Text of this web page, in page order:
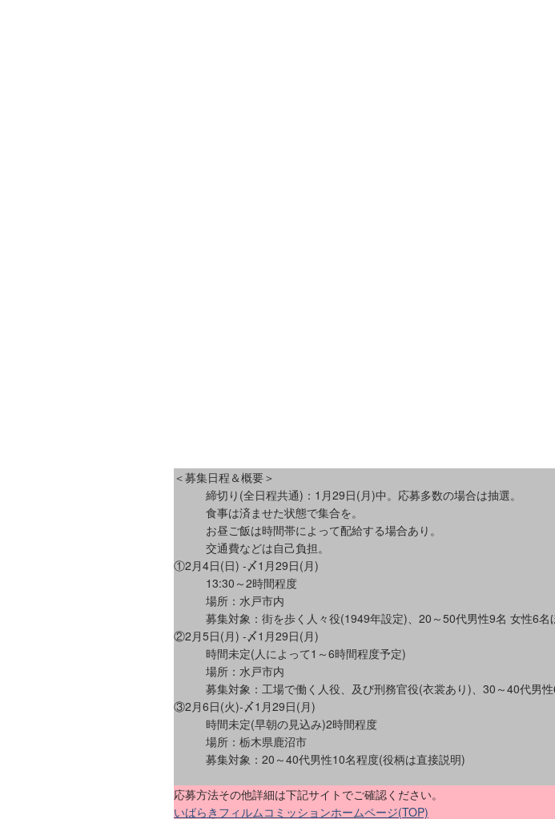
＜募集日程＆概要＞
締切り(全日程共通)：1月29日(月)中。応募多数の場合は抽選。
食事は済ませた状態で集合を。
お昼ご飯は時間帯によって配給する場合あり。
交通費などは自己負担。
①2月4日(日) -〆1月29日(月)
13:30～2時間程度
場所：水戸市内
募集対象：街を歩く人々役(1949年設定)、20～50代男性9名 女性6名
②2月5日(月) -〆1月29日(月)
時間未定(人によって1～6時間程度予定)
場所：水戸市内
募集対象：工場で働く人役、及び刑務官役(衣裳あり)、30～40代男性
③2月6日(火)-〆1月29日(月)
時間未定(早朝の見込み)2時間程度
場所：栃木県鹿沼市
募集対象：20～40代男性10名程度(役柄は直接説明)
応募方法その他詳細は下記サイトでご確認ください。
いばらきフィルムコミッションホームページ(TOP)